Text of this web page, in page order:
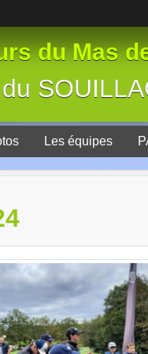
du Mas
Les équipes